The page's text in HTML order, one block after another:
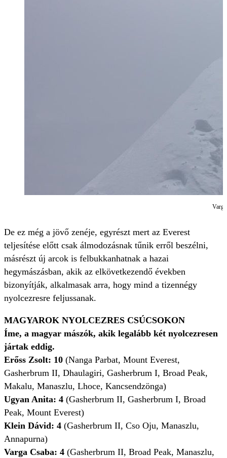
De ez még a jövő zenéje, egyrészt mert az Everest
teljesítése előtt csak álmodozásnak tűnik erről beszélni,
másrészt új arcok is felbukkanhatnak a hazai
hegymászásban, akik az elkövetkezendő években
bizonyítják, alkalmasak arra, hogy mind a tizennégy
nyolcezresre feljussanak.
MAGYAROK NYOLCEZRES CSÚCSOKON
Íme, a magyar mászók, akik legalább két nyolcezresen
jártak eddig.
Erőss Zsolt: 10 (Nanga Parbat, Mount Everest,
Gasherbrum II, Dhaulagiri, Gasherbrum I, Broad Peak,
Makalu, Manaszlu, Lhoce, Kancsendzönga)
Ugyan Anita: 4 (Gasherbrum II, Gasherbrum I, Broad
Peak, Mount Everest)
Klein Dávid: 4 (Gasherbrum II, Cso Oju, Manaszlu,
Annapurna)
Varga Csaba: 4 (Gasherbrum II, Broad Peak, Manaszlu,